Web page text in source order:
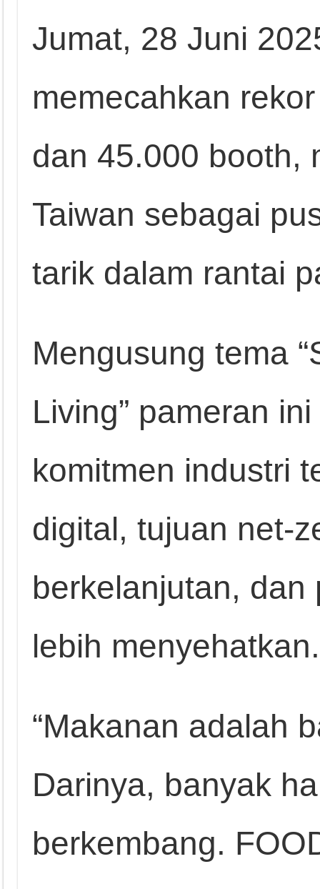
Jumat, 28 Juni
memecahkan
dan 45.000 booth,
Taiwan sebagai
tarik dalam rantai
Mengusung tema
Living” pameran
komitmen industri
digital, tujuan net-
berkelanjutan, dan
lebih menyehatkan.
“Makanan adalah
Darinya, banyak
berkembang.